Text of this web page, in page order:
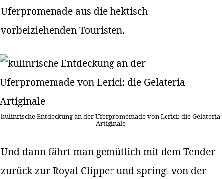
Uferpromenade aus die hektisch
vorbeiziehenden Touristen.
kulinrische Entdeckung an der Uferpromemade von Lerici: die Gelateria
Artiginale
Und dann fährt man gemütlich mit dem Tender
zurück zur Royal Clipper und springt von der